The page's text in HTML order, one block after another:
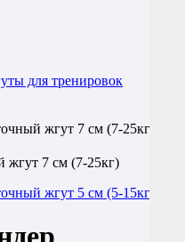
для тренировок
жгут 7 см (7-25кг)